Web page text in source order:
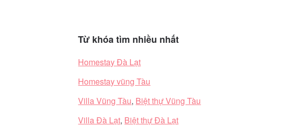
Từ khóa tìm nhiều nhất
Homestay Đà Lạt
Homestay vũng Tàu
Villa Vũng Tàu, Biệt thự Vũng Tàu
Villa Đà Lạt, Biệt thự Đà Lạt